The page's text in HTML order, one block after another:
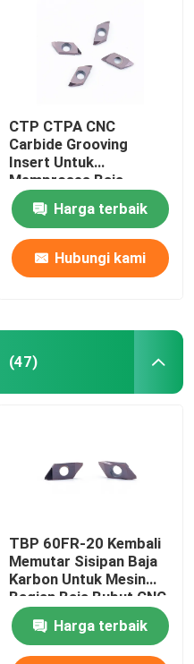
CTP CTPA CNC
Carbide Grooving
Insert Untuk
Memproses Baja
Bagian Kecil
Harga terbaik
Hubungi kami
(47)
TBP 60FR-20 Kembali
Memutar Sisipan Baja
Karbon Untuk Mesin
Bagian Baja Bubut CNC
Harga terbaik